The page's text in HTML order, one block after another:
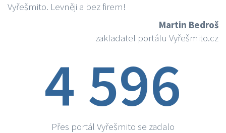
Vyřešmito. Levněji a bez firem!
Martin Bedroš
zakladatel portálu Vyřešmito.cz
4 596
Přes portál Vyřešmito se zadalo